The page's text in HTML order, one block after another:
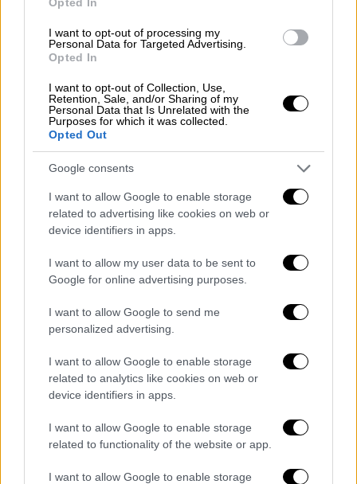
I want to opt-out of processing my
Personal Data for Targeted Advertising.
Opted In
I want to opt-out of Collection, Use,
Retention, Sale, and/or Sharing of my
Personal Data that Is Unrelated with the
Purposes for which it was collected.
Opted Out
Google consents
I want to allow Google to enable storage
related to advertising like cookies on web or
device identifiers in apps.
I want to allow my user data to be sent to
Google for online advertising purposes.
I want to allow Google to send me
personalized advertising.
I want to allow Google to enable storage
related to analytics like cookies on web or
device identifiers in apps.
I want to allow Google to enable storage
related to functionality of the website or app.
I want to allow Google to enable storage
Σρανζ άνοιξε το σκορ από κοντά (1-0).
Στο 52' επήλθε η αριθμητική ισορροπία στο
γήπεδο καθώς ο Γάλλος διαιτητής απέβαλε
τον Σάντος της Σλάβια καθώς ανέκοψε τον
Σπόραρ με τα χέρια ενώ έφευγε μόνος
απέναντι στον τερματοφύλακα. Και πάλι
όμως ο ρέφερι έδειξε να τα έχει χαμένα,
αφού πρώτα έδειξε κίτρινη κάρτα στον
επιθετικό του Παναθηναϊκού και με αρκετή
καθυστέρηση αργότερα έδειξε κόκκινη στον
αμυντικό των Τσέχων.